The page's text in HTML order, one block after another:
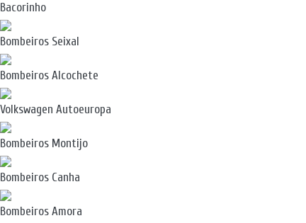
Bacorinho
Bombeiros Seixal
Bombeiros Alcochete
Volkswagen Autoeuropa
Bombeiros Montijo
Bombeiros Canha
Bombeiros Amora